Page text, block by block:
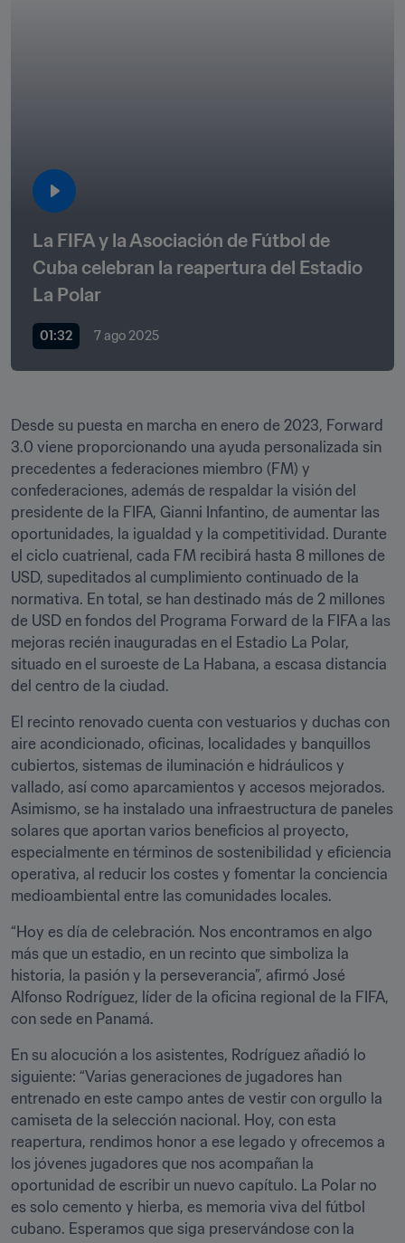
La FIFA y la Asociación de Fútbol de
Cuba celebran la reapertura del Estadio
La Polar
01:32 7 ago 2025
Desde su puesta en marcha en enero de 2023, Forward
3.0 viene proporcionando una ayuda personalizada sin
precedentes a federaciones miembro (FM) y
confederaciones, además de respaldar la visión del
presidente de la FIFA, Gianni Infantino, de aumentar las
oportunidades, la igualdad y la competitividad. Durante
el ciclo cuatrienal, cada FM recibirá hasta 8 millones de
USD, supeditados al cumplimiento continuado de la
normativa. En total, se han destinado más de 2 millones
de USD en fondos del Programa Forward de la FIFA a las
mejoras recién inauguradas en el Estadio La Polar,
situado en el suroeste de La Habana, a escasa distancia
del centro de la ciudad.
El recinto renovado cuenta con vestuarios y duchas con
aire acondicionado, oficinas, localidades y banquillos
cubiertos, sistemas de iluminación e hidráulicos y
vallado, así como aparcamientos y accesos mejorados.
Asimismo, se ha instalado una infraestructura de paneles
solares que aportan varios beneficios al proyecto,
especialmente en términos de sostenibilidad y eficiencia
operativa, al reducir los costes y fomentar la conciencia
medioambiental entre las comunidades locales.
“Hoy es día de celebración. Nos encontramos en algo
más que un estadio, en un recinto que simboliza la
historia, la pasión y la perseverancia”, afirmó José
Alfonso Rodríguez, líder de la oficina regional de la FIFA,
con sede en Panamá.
En su alocución a los asistentes, Rodríguez añadió lo
siguiente: “Varias generaciones de jugadores han
entrenado en este campo antes de vestir con orgullo la
camiseta de la selección nacional. Hoy, con esta
reapertura, rendimos honor a ese legado y ofrecemos a
los jóvenes jugadores que nos acompañan la
oportunidad de escribir un nuevo capítulo. La Polar no
es solo cemento y hierba, es memoria viva del fútbol
cubano. Esperamos que siga preservándose con la